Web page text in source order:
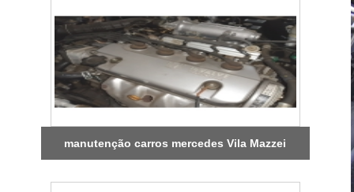
manutenção carros mercedes Vila Mazzei